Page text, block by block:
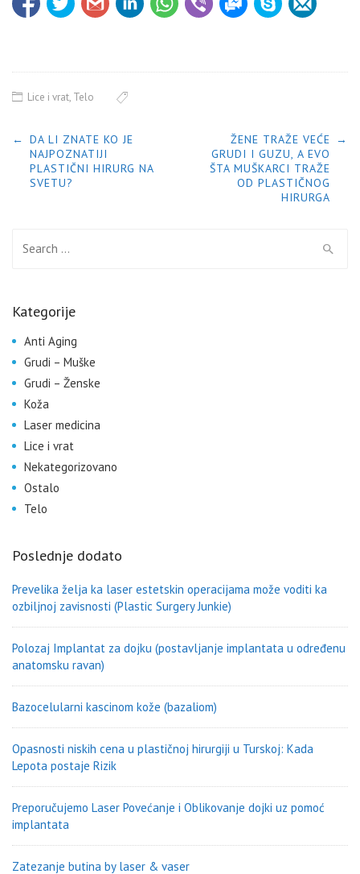
Lice i vrat, Telo
POST NAVIGATION
← DA LI ZNATE KO JE
NAJPOZNATIJI
PLASTIČNI HIRURG NA
SVETU?
ŽENE TRAŽE VEĆE
GRUDI I GUZU, A EVO
ŠTA MUŠKARCI TRAŽE
OD PLASTIČNOG
HIRURGA
→
Kategorije
Anti Aging
Grudi – Muške
Grudi – Ženske
Koža
Laser medicina
Lice i vrat
Nekategorizovano
Ostalo
Telo
Poslednje dodato
Prevelika želja ka laser estetskin operacijama može voditi ka
ozbiljnoj zavisnosti (Plastic Surgery Junkie)
Polozaj Implantat za dojku (postavljanje implantata u određenu
anatomsku ravan)
Bazocelularni kascinom kože (bazaliom)
Opasnosti niskih cena u plastičnoj hirurgiji u Turskoj: Kada
Lepota postaje Rizik
Preporučujemo Laser Povećanje i Oblikovanje dojki uz pomoć
implantata
Zatezanje butina by laser & vaser